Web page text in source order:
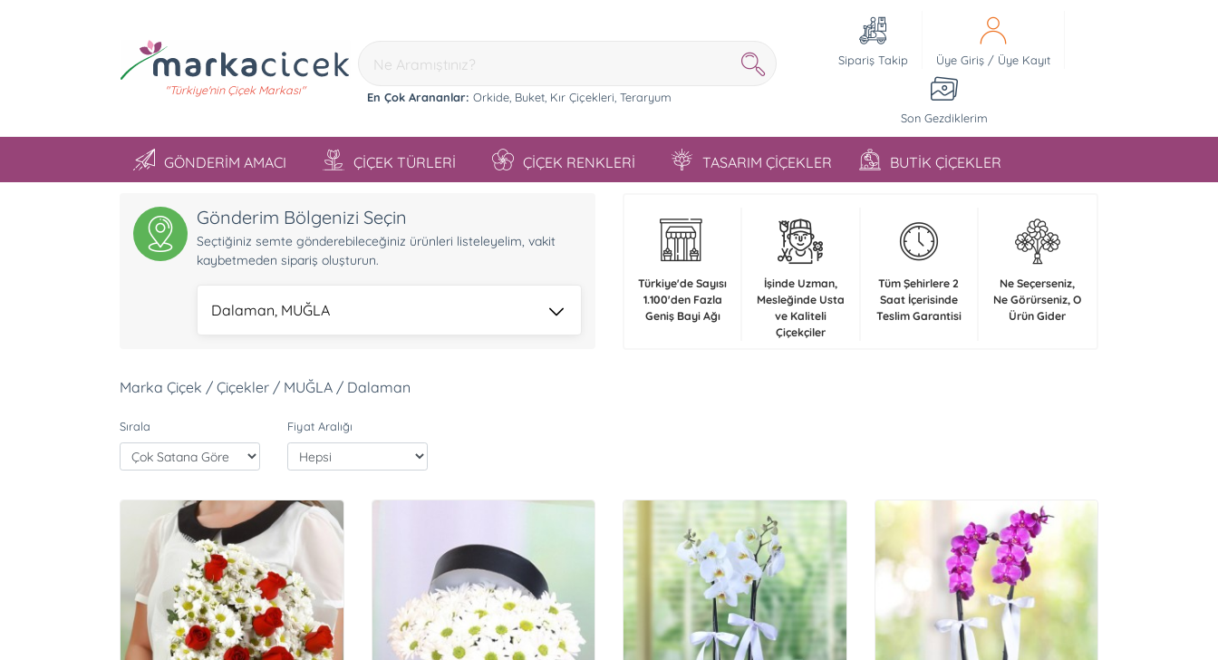
"Türkiye'nin Çiçek Markası" En Çok Arananlar: Orkide, Buket, Kır Çiçekleri, Teraryum
Sipariş Takip Üye Giriş/ Üye Kayıt
Son Gezdiklerim
GÖNDERİM AMACI ÇİÇEK TÜRLERİ ÇİÇEK RENKLERİ TASARIM ÇİÇEKLER BUTİK ÇİÇEKLER
Gönderim Bölgenizi Seçin
Seçtiğiniz semte gönderebileceğiniz ürünleri listeleyelim, vakit
kaybetmeden sipariş oluşturun.
Dalaman, MUĞLA
Türkiye'de Sayısı
1.100'den Fazla
Geniş Bayi Ağı
İşinde Uzman,
Mesleğinde Usta
ve Kaliteli
Çiçekçiler
Tüm Şehirlere 2
Saat İçerisinde
Teslim Garantisi
Ne Seçerseniz,
Ne Görürseniz, O
Ürün Gider
Marka Çiçek / Çiçekler / MUĞLA / Dalaman
Sırala Fiyat Aralığı